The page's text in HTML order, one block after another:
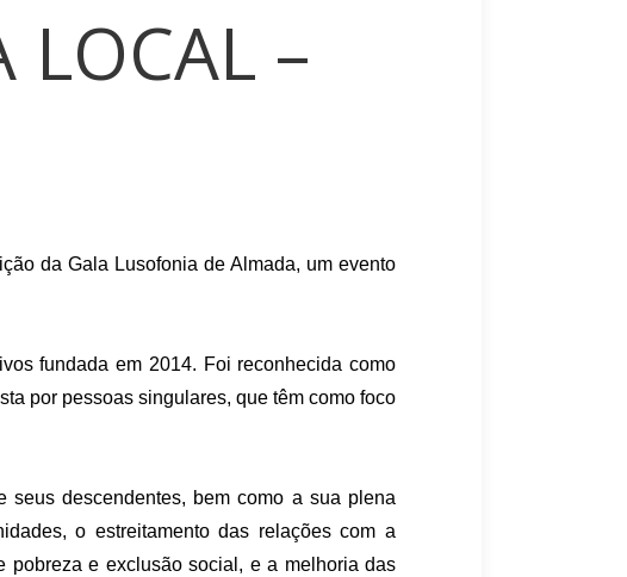
LOCAL –
da Gala Lusofonia de Almada, um evento
fundada em 2014. Foi reconhecida como
por pessoas singulares, que têm como foco
descendentes, bem como a sua plena
o estreitamento das relações com a
pobreza e exclusão social, e a melhoria das